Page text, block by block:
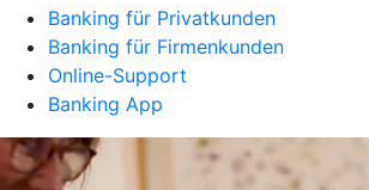
Banking für Privatkunden
Banking für Firmenkunden
Online-Support
Banking App